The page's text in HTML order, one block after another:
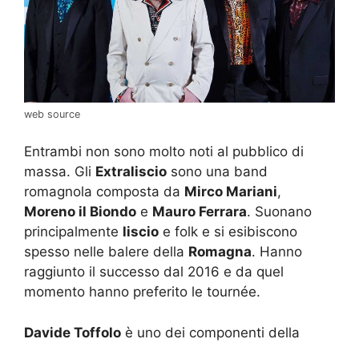
web source
Entrambi non sono molto noti al pubblico di
massa. Gli Extraliscio sono una band
romagnola composta da Mirco Mariani,
Moreno il Biondo e Mauro Ferrara. Suonano
principalmente liscio e folk e si esibiscono
spesso nelle balere della Romagna. Hanno
raggiunto il successo dal 2016 e da quel
momento hanno preferito le tournée.
Davide Toffolo è uno dei componenti della